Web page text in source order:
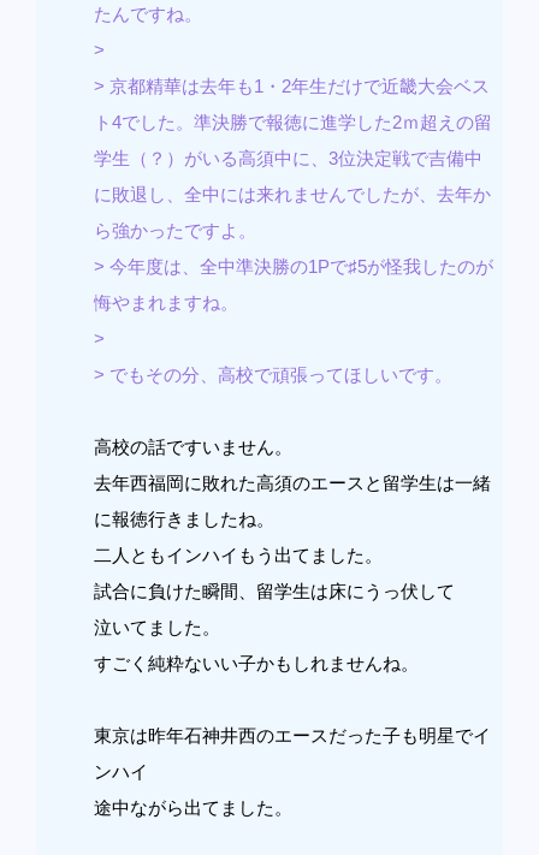
たんですね。
>
> 京都精華は去年も1・2年生だけで近畿大会ベス
ト4でした。準決勝で報徳に進学した2ｍ超えの留
学生（？）がいる高須中に、3位決定戦で吉備中
に敗退し、全中には来れませんでしたが、去年か
ら強かったですよ。
> 今年度は、全中準決勝の1Pで♯5が怪我したのが
悔やまれますね。
>
> でもその分、高校で頑張ってほしいです。
高校の話ですいません。
去年西福岡に敗れた高須のエースと留学生は一緒
に報徳行きましたね。
二人ともインハイもう出てました。
試合に負けた瞬間、留学生は床にうっ伏して
泣いてました。
すごく純粋ないい子かもしれませんね。
東京は昨年石神井西のエースだった子も明星でイ
ンハイ
途中ながら出てました。